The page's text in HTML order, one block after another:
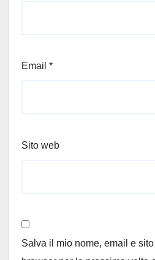
Email *
Sito web
Salva il mio nome, email e